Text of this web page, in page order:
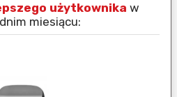
użytkownika w
miesiącu: